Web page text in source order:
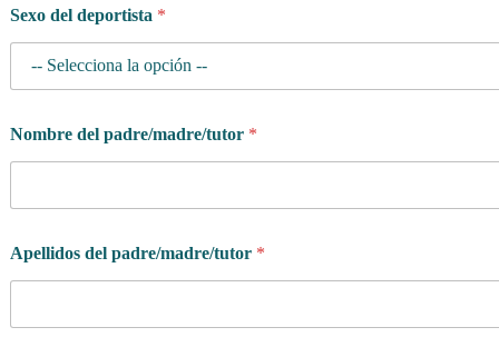
Sexo del deportista *
Nombre del padre/madre/tutor *
Apellidos del padre/madre/tutor *